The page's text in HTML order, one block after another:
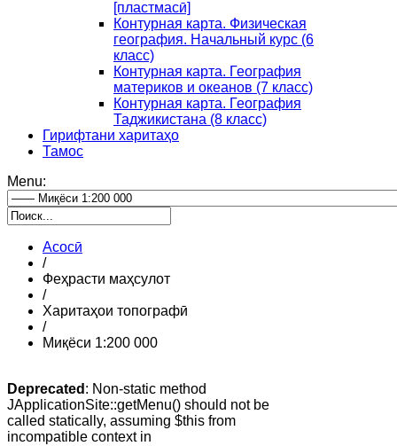
[пластмасӣ]
Контурная карта. Физическая
география. Начальный курс (6
класс)
Контурная карта. География
материков и океанов (7 класс)
Контурная карта. География
Таджикистана (8 класс)
Гирифтани харитаҳо
Тамос
Menu:
Асосӣ
/
Феҳрасти маҳсулот
/
Харитаҳои топографӣ
/
Миқёси 1:200 000
Deprecated : Non-static method
JApplicationSite::getMenu() should not be
called statically, assuming $this from
incompatible context in